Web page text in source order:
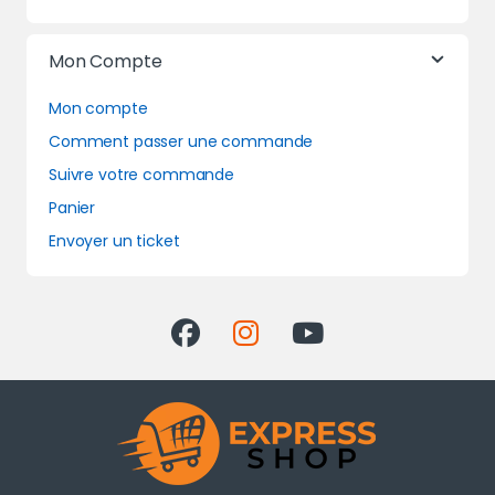
Mon Compte
Mon compte
Comment passer une commande
Suivre votre commande
Panier
Envoyer un ticket